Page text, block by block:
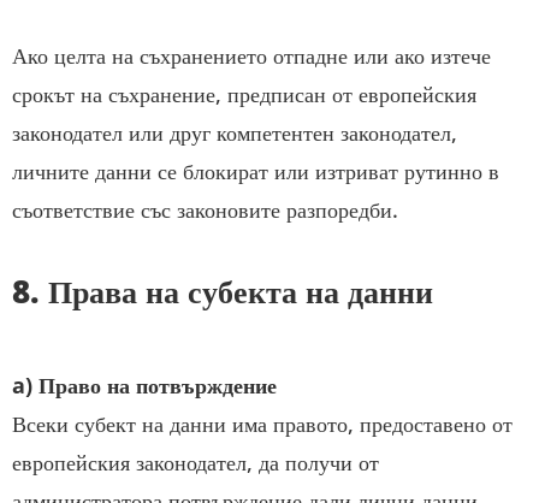
Ако целта на съхранението отпадне или ако изтече
срокът на съхранение, предписан от европейския
законодател или друг компетентен законодател,
личните данни се блокират или изтриват рутинно в
съответствие със законовите разпоредби.
8. Права на субекта на данни
a) Право на потвърждение
Всеки субект на данни има правото, предоставено от
европейския законодател, да получи от